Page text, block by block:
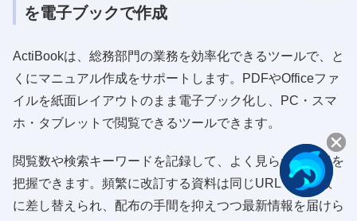
を電子ブックで作成
ActiBookは、総務部門の業務を効率化できるツールで、と
くにマニュアル作成をサポートします。PDFやOfficeファ
イルを紙面レイアウトのまま電子ブック化し、PC・スマ
ホ・タブレットで閲覧できるツールできます。
閲覧数や検索キーワードを記録して、よく見られる情報を
把握できます。頻繁に改訂する資料は同じURLで最新版
に差し替えられ、配布の手間を抑えつつ最新情報を届けら